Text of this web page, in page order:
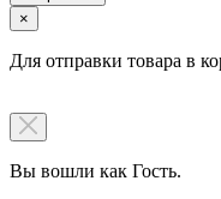
×
Для отправки товара в
Вы вошли как Гость.